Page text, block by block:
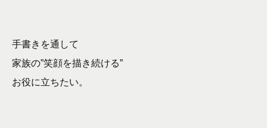
手書きを通して
家族の”笑顔を描き続ける”
お役に立ちたい。